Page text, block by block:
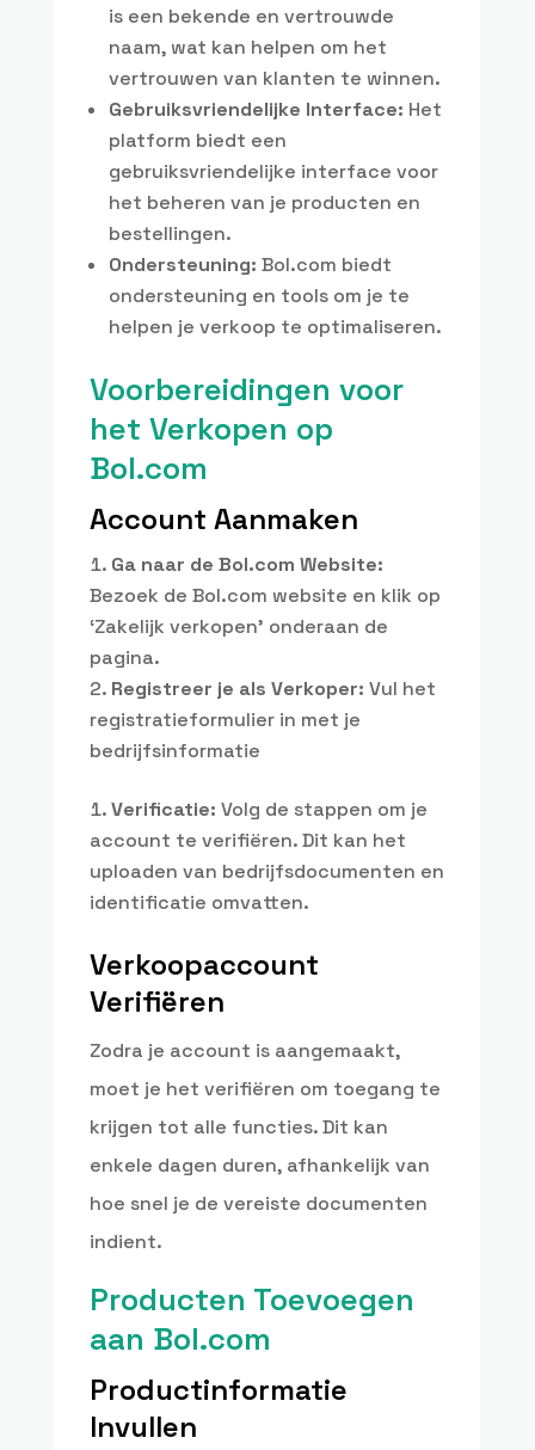
is een bekende en vertrouwde
naam, wat kan helpen om het
vertrouwen van klanten te winnen.
Gebruiksvriendelijke Interface: Het
platform biedt een
gebruiksvriendelijke interface voor
het beheren van je producten en
bestellingen.
Ondersteuning: Bol.com biedt
ondersteuning en tools om je te
helpen je verkoop te optimaliseren.
Voorbereidingen voor
het Verkopen op
Bol.com
Account Aanmaken
Ga naar de Bol.com Website:
Bezoek de Bol.com website en klik op
‘Zakelijk verkopen’ onderaan de
pagina.
Registreer je als Verkoper: Vul het
registratieformulier in met je
bedrijfsinformatie
Verificatie: Volg de stappen om je
account te verifiëren. Dit kan het
uploaden van bedrijfsdocumenten en
identificatie omvatten.
Verkoopaccount
Verifiëren
Zodra je account is aangemaakt,
moet je het verifiëren om toegang te
krijgen tot alle functies. Dit kan
enkele dagen duren, afhankelijk van
hoe snel je de vereiste documenten
indient.
Producten Toevoegen
aan Bol.com
Productinformatie
Invullen